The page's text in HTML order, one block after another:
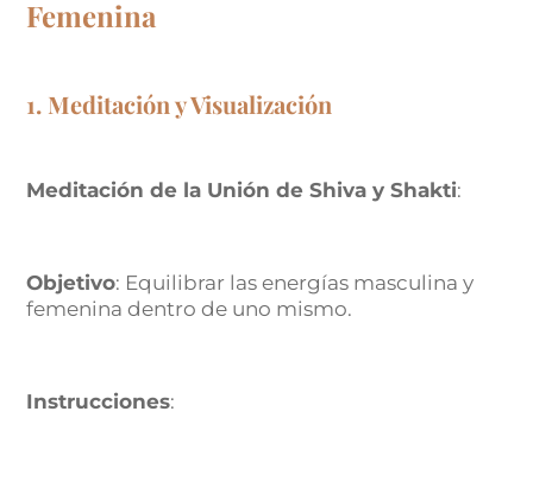
Femenina
1. Meditación y Visualización
Meditación de la Unión de Shiva y Shakti:
Objetivo: Equilibrar las energías masculina y
femenina dentro de uno mismo.
Instrucciones: